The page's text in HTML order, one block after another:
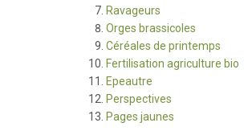
Ravageurs
Orges brassicoles
Céréales de printemps
Fertilisation agriculture bio
Epeautre
Perspectives
Pages jaunes